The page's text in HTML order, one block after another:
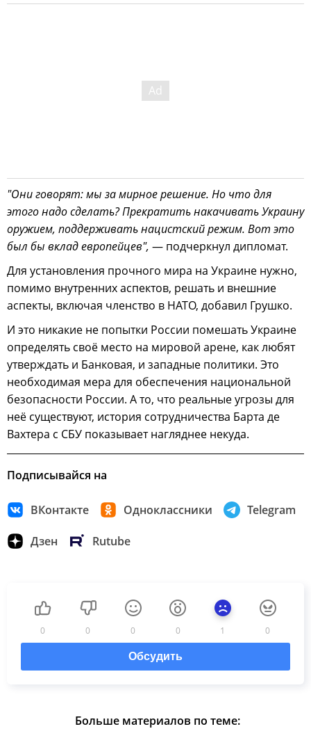
"Они говорят: мы за мирное решение. Но что для
этого надо сделать? Прекратить накачивать Украину
оружием, поддерживать нацистский режим. Вот это
был бы вклад европейцев", — подчеркнул дипломат.
Для установления прочного мира на Украине нужно,
помимо внутренних аспектов, решать и внешние
аспекты, включая членство в НАТО, добавил Грушко.
И это никакие не попытки России помешать Украине
определять своё место на мировой арене, как любят
утверждать и Банковая, и западные политики. Это
необходимая мера для обеспечения национальной
безопасности России. А то, что реальные угрозы для
неё существуют, история сотрудничества Барта де
Вахтера с СБУ показывает нагляднее некуда.
Подписывайся на
ВКонтакте Одноклассники Telegram
Дзен Rutube
0 0 0 0 1 0
Обсудить
Больше материалов по теме: